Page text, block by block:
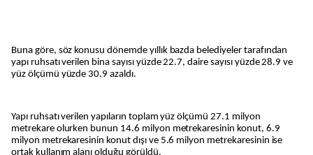
Buna göre, söz konusu dönemde yıllık bazda belediyeler tarafından
yapı ruhsatı verilen bina sayısı yüzde 22.7, daire sayısı yüzde 28.9 ve
yüz ölçümü yüzde 30.9 azaldı.
Yapı ruhsatı verilen yapıların toplam yüz ölçümü 27.1 milyon
metrekare olurken bunun 14.6 milyon metrekaresinin konut, 6.9
milyon metrekaresinin konut dışı ve 5.6 milyon metrekaresinin ise
ortak kullanım alanı olduğu görüldü.